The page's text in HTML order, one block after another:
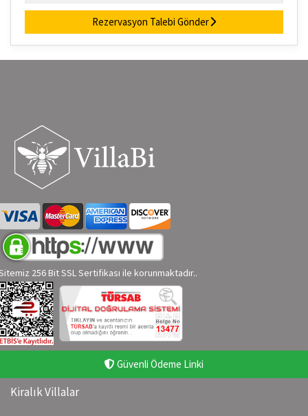
Rezervasyon Talebi Gönder
256 Bit SSL Sertifikası ile korunmaktadır..
Güvenli Ödeme Linki
Kiralık Villalar